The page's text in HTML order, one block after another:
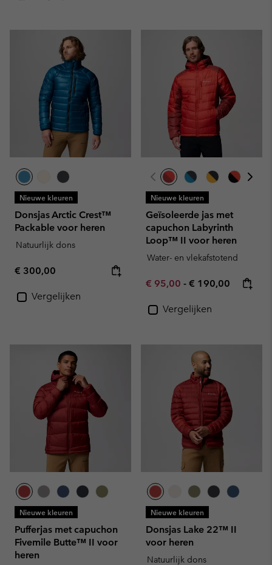
Nieuwe kleuren
Donsjas Arctic Crest™
Packable voor heren
Natuurlijk dons
Regular price:
€ 300,00
Vergelijken
Nieuwe kleuren
Geïsoleerde jas met
capuchon Labyrinth
Loop™ II voor heren
Water- en vlekafstotend
Minimum sale price:
€ 95,00 - Maximum price:
€ 190,00
Vergelijken
Nieuwe kleuren
Pufferjas met capuchon
Fivemile Butte™ II voor
heren
Nieuwe kleuren
Donsjas Lake 22™ II
voor heren
Natuurlijk dons